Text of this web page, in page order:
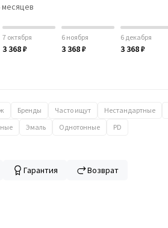
месяцев
7 октября
3 368 ₽
6 ноября
3 368 ₽
6 декабря
3 368 ₽
Бренды Часто ищут Нестандартные
Эмаль Однотонные PD
Гарантия Возврат